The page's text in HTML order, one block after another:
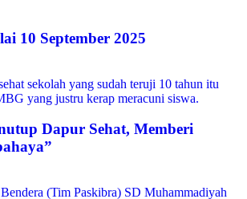
10 September 2025
Dapur Sehat, Memberi